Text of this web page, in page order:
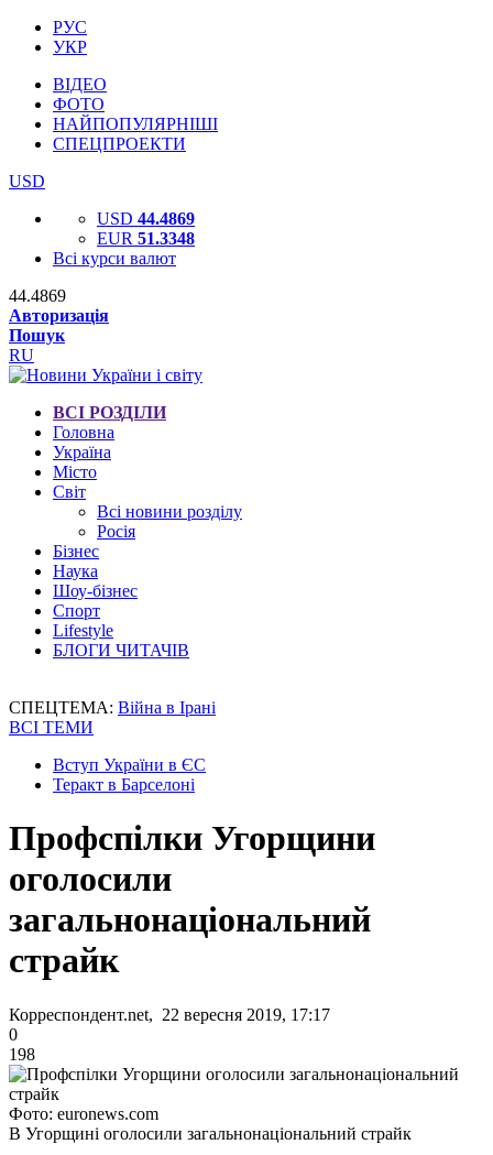
РУС
УКР
ВІДЕО
ФОТО
НАЙПОПУЛЯРНІШІ
СПЕЦПРОЕКТИ
USD
USD 44.4869
EUR 51.3348
Всі курси валют
44.4869
Авторизація
Пошук
RU
ВСІ РОЗДІЛИ
Головна
Україна
Місто
Світ
Всі новини розділу
Росія
Бізнес
Наука
Шоу-бізнес
Спорт
Lifestyle
БЛОГИ ЧИТАЧІВ
СПЕЦТЕМА: Війна в Ірані
ВСІ ТЕМИ
Вступ України в ЄС
Теракт в Барселоні
Профспілки Угорщини
оголосили
загальнонаціональний
страйк
Корреспондент.net, 22 вересня 2019, 17:17
0
198
Фото: euronews.com
В Угорщині оголосили загальнонаціональний страйк